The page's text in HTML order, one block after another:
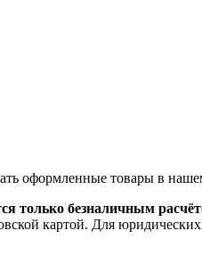
оформленные товары в
только безналичным
картой. Для